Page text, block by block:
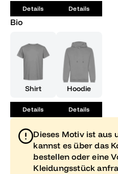
Details Details
Bio
Shirt
Details
Hoodie
Details
Dieses Motiv ist aus
kannst es über das
bestellen oder eine
Kleidungsstück